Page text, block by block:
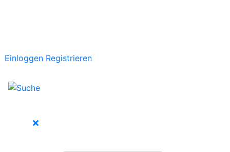
Einloggen Registrieren